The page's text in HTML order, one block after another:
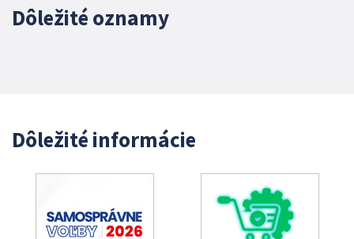
Dôležité oznamy
Dôležité informácie